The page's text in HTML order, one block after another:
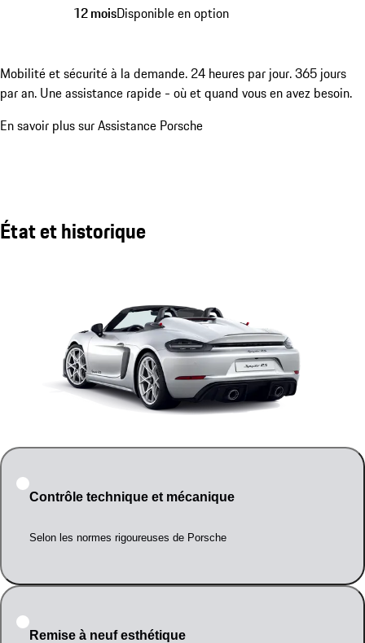
12 moisDisponible en option
Mobilité et sécurité à la demande. 24 heures par jour. 365 jours
par an. Une assistance rapide - où et quand vous en avez besoin.
En savoir plus sur Assistance Porsche
État et historique
Contrôle technique et mécanique
Selon les normes rigoureuses de Porsche
Remise à neuf esthétique